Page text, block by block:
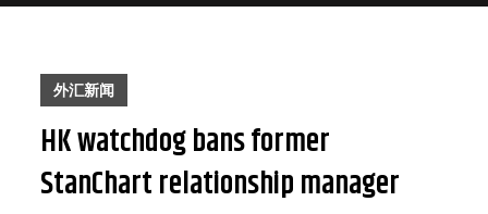
外汇新闻
HK watchdog bans former
StanChart relationship manager